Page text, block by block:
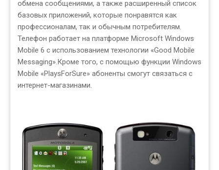
обмена сообщениями, а также расширенный список
базовых приложений, которые понравятся как
профессионалам, так и обычным потребителям.
Телефон работает на платформе Microsoft Windows
Mobile 6 с использованием технологии «Good Mobile
Messaging».Кроме того, с помощью функции Windows
Mobile «PlaysForSure» абоненты смогут связаться с
интернет-магазинами.